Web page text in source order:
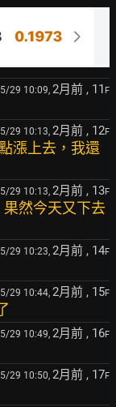
29 10:09, 2月前 , 11 F
29 10:13, 2月前 , 12F
漲上去，我還
29 10:13, 2月前 , 13F
然今天又下去
29 10:23, 2月前 , 14F
29 10:44, 2月前 , 15F
29 10:49, 2月前 , 16F
29 10:50, 2月前 , 17F